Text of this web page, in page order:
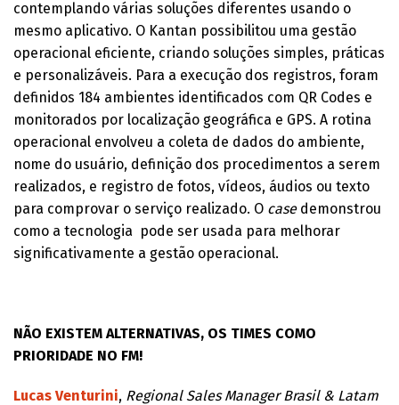
contemplando várias soluções diferentes usando o
mesmo aplicativo. O Kantan possibilitou uma gestão
operacional eficiente, criando soluções simples, práticas
e personalizáveis. Para a execução dos registros, foram
definidos 184 ambientes identificados com QR Codes e
monitorados por localização geográfica e GPS. A rotina
operacional envolveu a coleta de dados do ambiente,
nome do usuário, definição dos procedimentos a serem
realizados, e registro de fotos, vídeos, áudios ou texto
para comprovar o serviço realizado. O case demonstrou
como a tecnologia pode ser usada para melhorar
significativamente a gestão operacional.
NÃO EXISTEM ALTERNATIVAS, OS TIMES COMO
PRIORIDADE NO FM!
Lucas Venturini, Regional Sales Manager Brasil & Latam